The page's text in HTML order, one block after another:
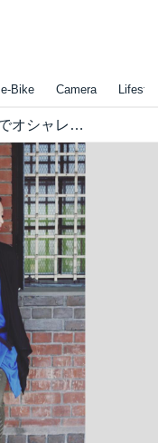
e-Bike Camera
メルカリコーデでオシャレしちゃう？安くGETして可愛く着こなすメルカリ術♡【水曜日のミク様】